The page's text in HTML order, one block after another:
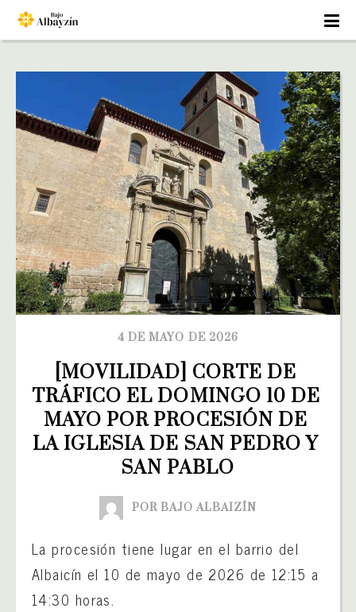
4 DE MAYO DE 2026
[MOVILIDAD] CORTE DE
TRÁFICO EL DOMINGO 10 DE
MAYO POR PROCESIÓN DE
LA IGLESIA DE SAN PEDRO Y
SAN PABLO
POR BAJO ALBAIZÍN
La procesión tiene lugar en el barrio del
Albaicín el 10 de mayo de 2026 de 12:15 a
14:30 horas.